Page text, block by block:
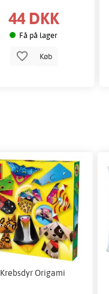
44 DKK
Få på lager
Køb
Krebsdyr Origami